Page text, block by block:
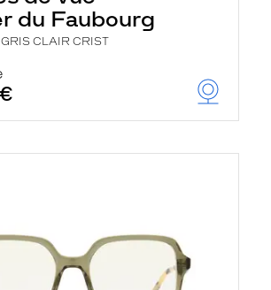
du Faubourg
CLAIR CRIST